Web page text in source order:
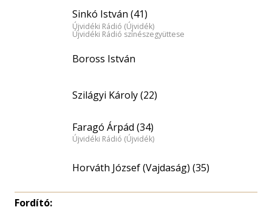
Sinkó István (41)
Újvidéki Rádió (Újvidék)
Újvidéki Rádió színészegyüttese
Boross István
Szilágyi Károly (22)
Faragó Árpád (34)
Újvidéki Rádió (Újvidék)
Horváth József (Vajdaság) (35)
Fordító: